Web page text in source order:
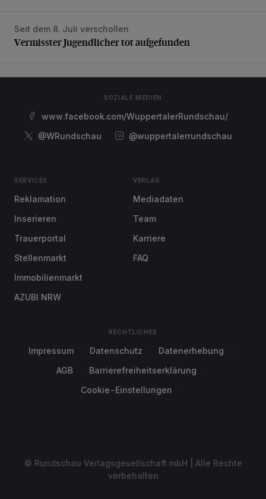
Vermisster Jugendlicher tot aufgefunden
Seit dem 8. Juli verschollen
Vermisster Jugendlicher tot aufgefunden
SOZIALE MEDIEN
www.facebook.com/WuppertalerRundschau/
@WRundschau
@wuppertalerrundschau
SERVICES
Reklamation
Inserieren
Trauerportal
Stellenmarkt
Immobilienmarkt
AZUBI NRW
VERLAG
Mediadaten
Team
Karriere
FAQ
RECHTLICHES
Impressum Datenschutz
Datenerhebung
AGB
Barrierefreiheitserklärung
Cookie-Einstellungen
© Rundschau Verlagsgesellschaft mbH | Alle Rechte
vorbehalten